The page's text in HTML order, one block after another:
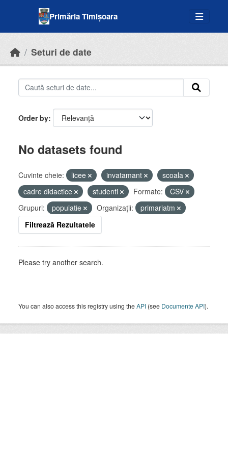
Primăria Timișoara
Seturi de date
Order by
No datasets found
Cuvinte cheie: licee invatamant
scoala
cadre didactice
studenti Formate:
CSV
Grupuri:
populatie Organizații:
primariatm
Filtrează Rezultatele
Please try another search.
You can also access this registry using theAPI (see Documente API).